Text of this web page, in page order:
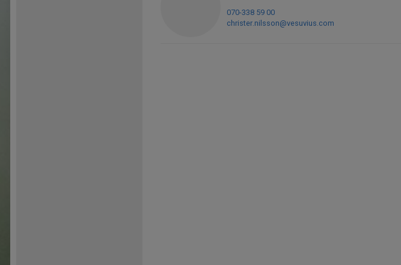
070-338 59 00
christer.nilsson@vesuvius.com